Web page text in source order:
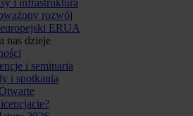
rozwój
ERUA
nas dzieje
i seminaria
i spotkania